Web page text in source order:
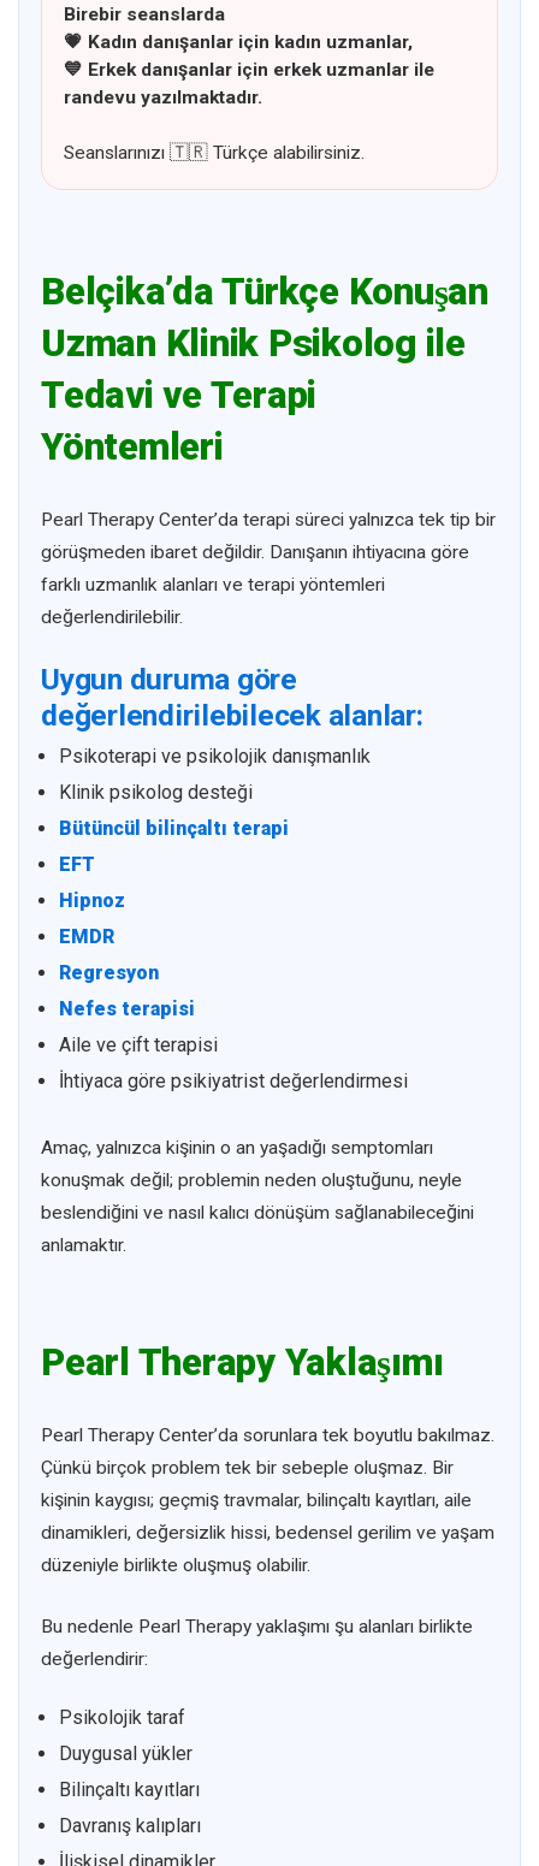
Birebir seanslarda
💗 Kadın danışanlar için kadın uzmanlar,
💙 Erkek danışanlar için erkek uzmanlar ile
randevu yazılmaktadır.
Seanslarınızı 🇹🇷 Türkçe alabilirsiniz.
Belçika’da Türkçe Konuşan
Uzman Klinik Psikolog ile
Tedavi ve Terapi
Yöntemleri
Pearl Therapy Center’da terapi süreci yalnızca tek tip bir
görüşmeden ibaret değildir. Danışanın ihtiyacına göre
farklı uzmanlık alanları ve terapi yöntemleri
değerlendirilebilir.
Uygun duruma göre
değerlendirilebilecek alanlar:
Psikoterapi ve psikolojik danışmanlık
Klinik psikolog desteği
Bütüncül bilinçaltı terapi
EFT
Hipnoz
EMDR
Regresyon
Nefes terapisi
Aile ve çift terapisi
İhtiyaca göre psikiyatrist değerlendirmesi
Amaç, yalnızca kişinin o an yaşadığı semptomları
konuşmak değil; problemin neden oluştuğunu, neyle
beslendiğini ve nasıl kalıcı dönüşüm sağlanabileceğini
anlamaktır.
Pearl Therapy Yaklaşımı
Pearl Therapy Center’da sorunlara tek boyutlu bakılmaz.
Çünkü birçok problem tek bir sebeple oluşmaz. Bir
kişinin kaygısı; geçmiş travmalar, bilinçaltı kayıtları, aile
dinamikleri, değersizlik hissi, bedensel gerilim ve yaşam
düzeniyle birlikte oluşmuş olabilir.
Bu nedenle Pearl Therapy yaklaşımı şu alanları birlikte
değerlendirir:
Psikolojik taraf
Duygusal yükler
Bilinçaltı kayıtları
Davranış kalıpları